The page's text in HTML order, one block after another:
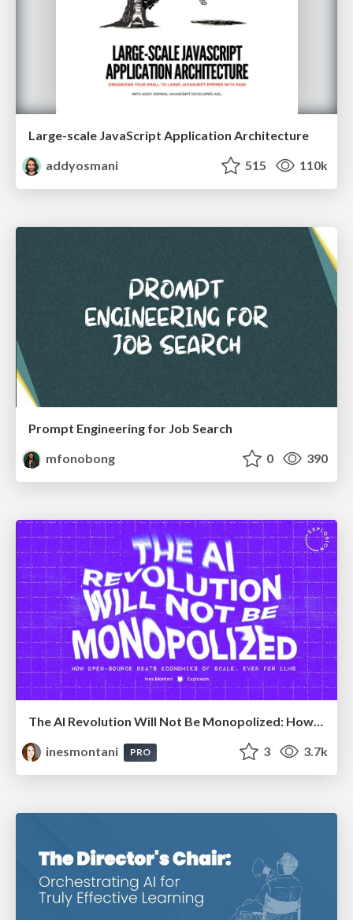
Large-scale JavaScript Application Architecture
addyosmani
515 110k
Prompt Engineering for Job Search
mfonobong
0 390
The AI Revolution Will Not Be Monopolized: How open-source beats economies of scale, even for LLMs
inesmontani
PRO 3 3.7k